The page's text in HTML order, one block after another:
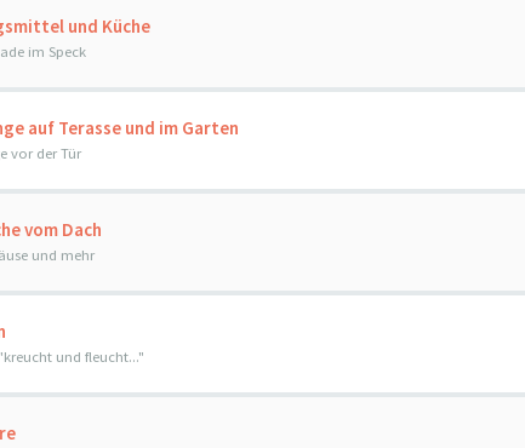
und Küche
im Speck
auf Terasse und im Garten
vor der Tür
vom Dach
und mehr
und fleucht..."